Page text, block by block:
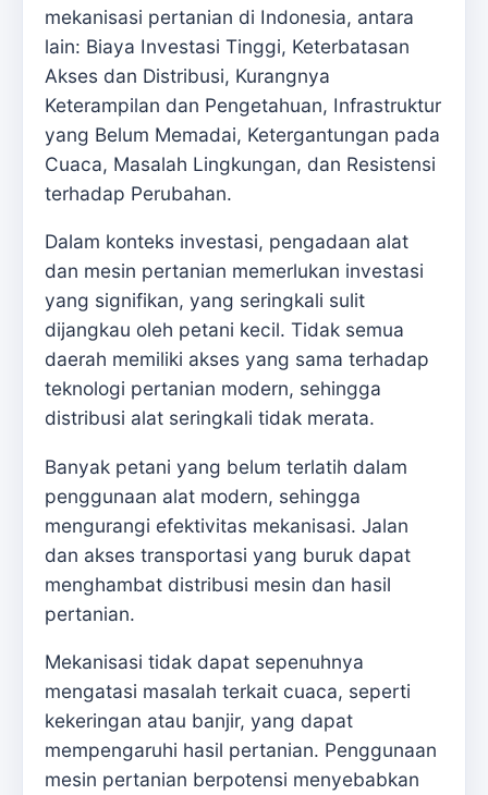
mekanisasi pertanian di Indonesia, antara
lain: Biaya Investasi Tinggi, Keterbatasan
Akses dan Distribusi, Kurangnya
Keterampilan dan Pengetahuan, Infrastruktur
yang Belum Memadai, Ketergantungan pada
Cuaca, Masalah Lingkungan, dan Resistensi
terhadap Perubahan.
Dalam konteks investasi, pengadaan alat
dan mesin pertanian memerlukan investasi
yang signifikan, yang seringkali sulit
dijangkau oleh petani kecil. Tidak semua
daerah memiliki akses yang sama terhadap
teknologi pertanian modern, sehingga
distribusi alat seringkali tidak merata.
Banyak petani yang belum terlatih dalam
penggunaan alat modern, sehingga
mengurangi efektivitas mekanisasi. Jalan
dan akses transportasi yang buruk dapat
menghambat distribusi mesin dan hasil
pertanian.
Mekanisasi tidak dapat sepenuhnya
mengatasi masalah terkait cuaca, seperti
kekeringan atau banjir, yang dapat
mempengaruhi hasil pertanian. Penggunaan
mesin pertanian berpotensi menyebabkan